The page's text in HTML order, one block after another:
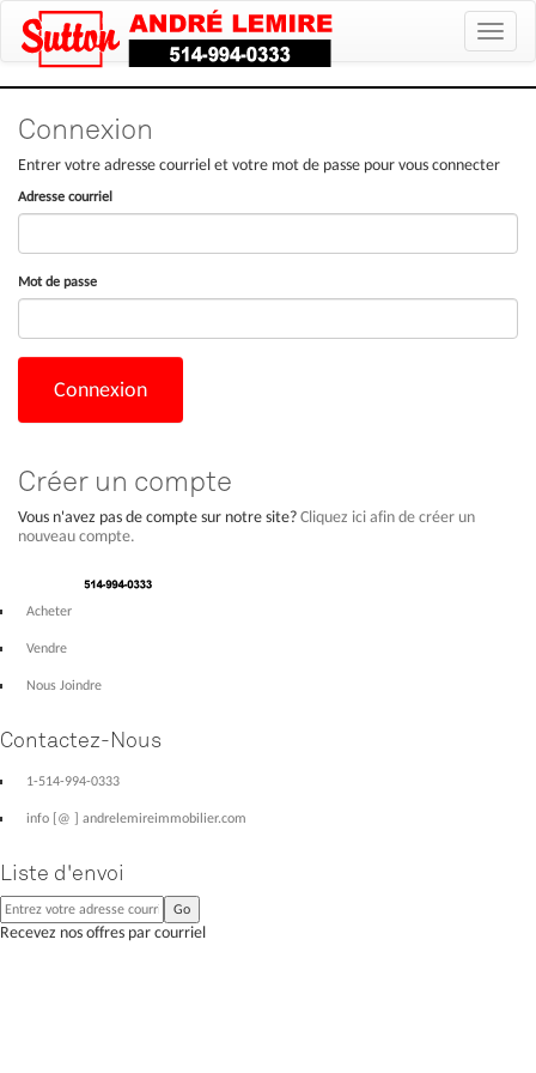
Toggle
Connexion
Entrer votre adresse courriel et votre mot de passe pour vous connecter
Adresse courriel
Mot de passe
Connexion
Créer un compte
Vous n'avez pas de compte sur notre site?Cliquez ici afin de créer un
nouveau compte.
Acheter
Vendre
Nous Joindre
Contactez-Nous
1-514-994-0333
info [@ ] andrelemireimmobilier.com
Liste d'envoi
Recevez nos offres par courriel